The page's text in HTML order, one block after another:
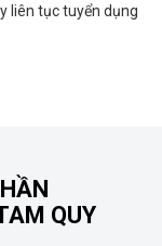
liên tục tuyển dụng
QUY